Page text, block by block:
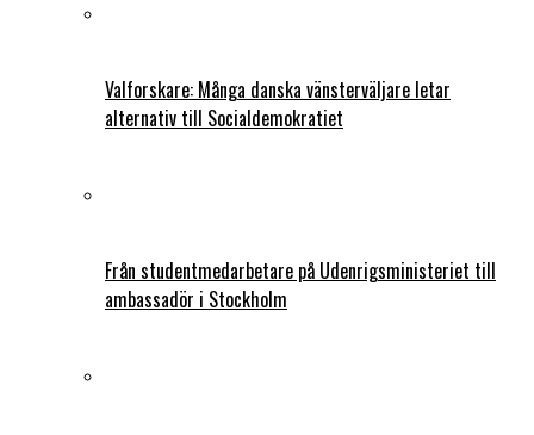
Valforskare: Många danska vänsterväljare letar
alternativ till Socialdemokratiet
Från studentmedarbetare på Udenrigsministeriet till
ambassadör i Stockholm